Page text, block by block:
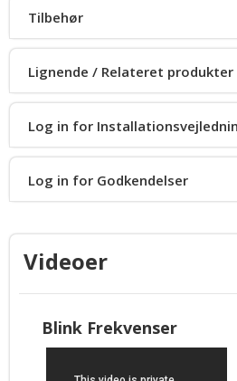
Tilbehør
Fladt beslag til
Magnet beslag
Lignende / Relateret produkter
HighLighter
HighLighter
HighLighter DUO
Log in for
Log in for Godkendelser
Videoer
Blink Frekvenser